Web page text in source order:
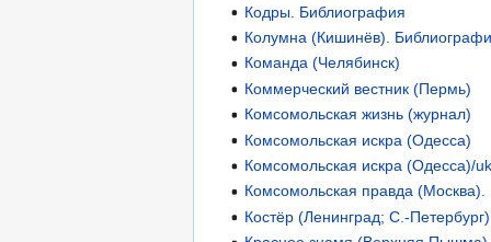
Кодры. Библиография
Колумна (Кишинёв).
Команда (Челябинск)
Коммерческий вестник (Пермь)
Комсомольская жизнь (журнал)
Комсомольская искра (Одесса)
Комсомольская искра (Одесса)/
Комсомольская правда
Костёр (Ленинград; С.-